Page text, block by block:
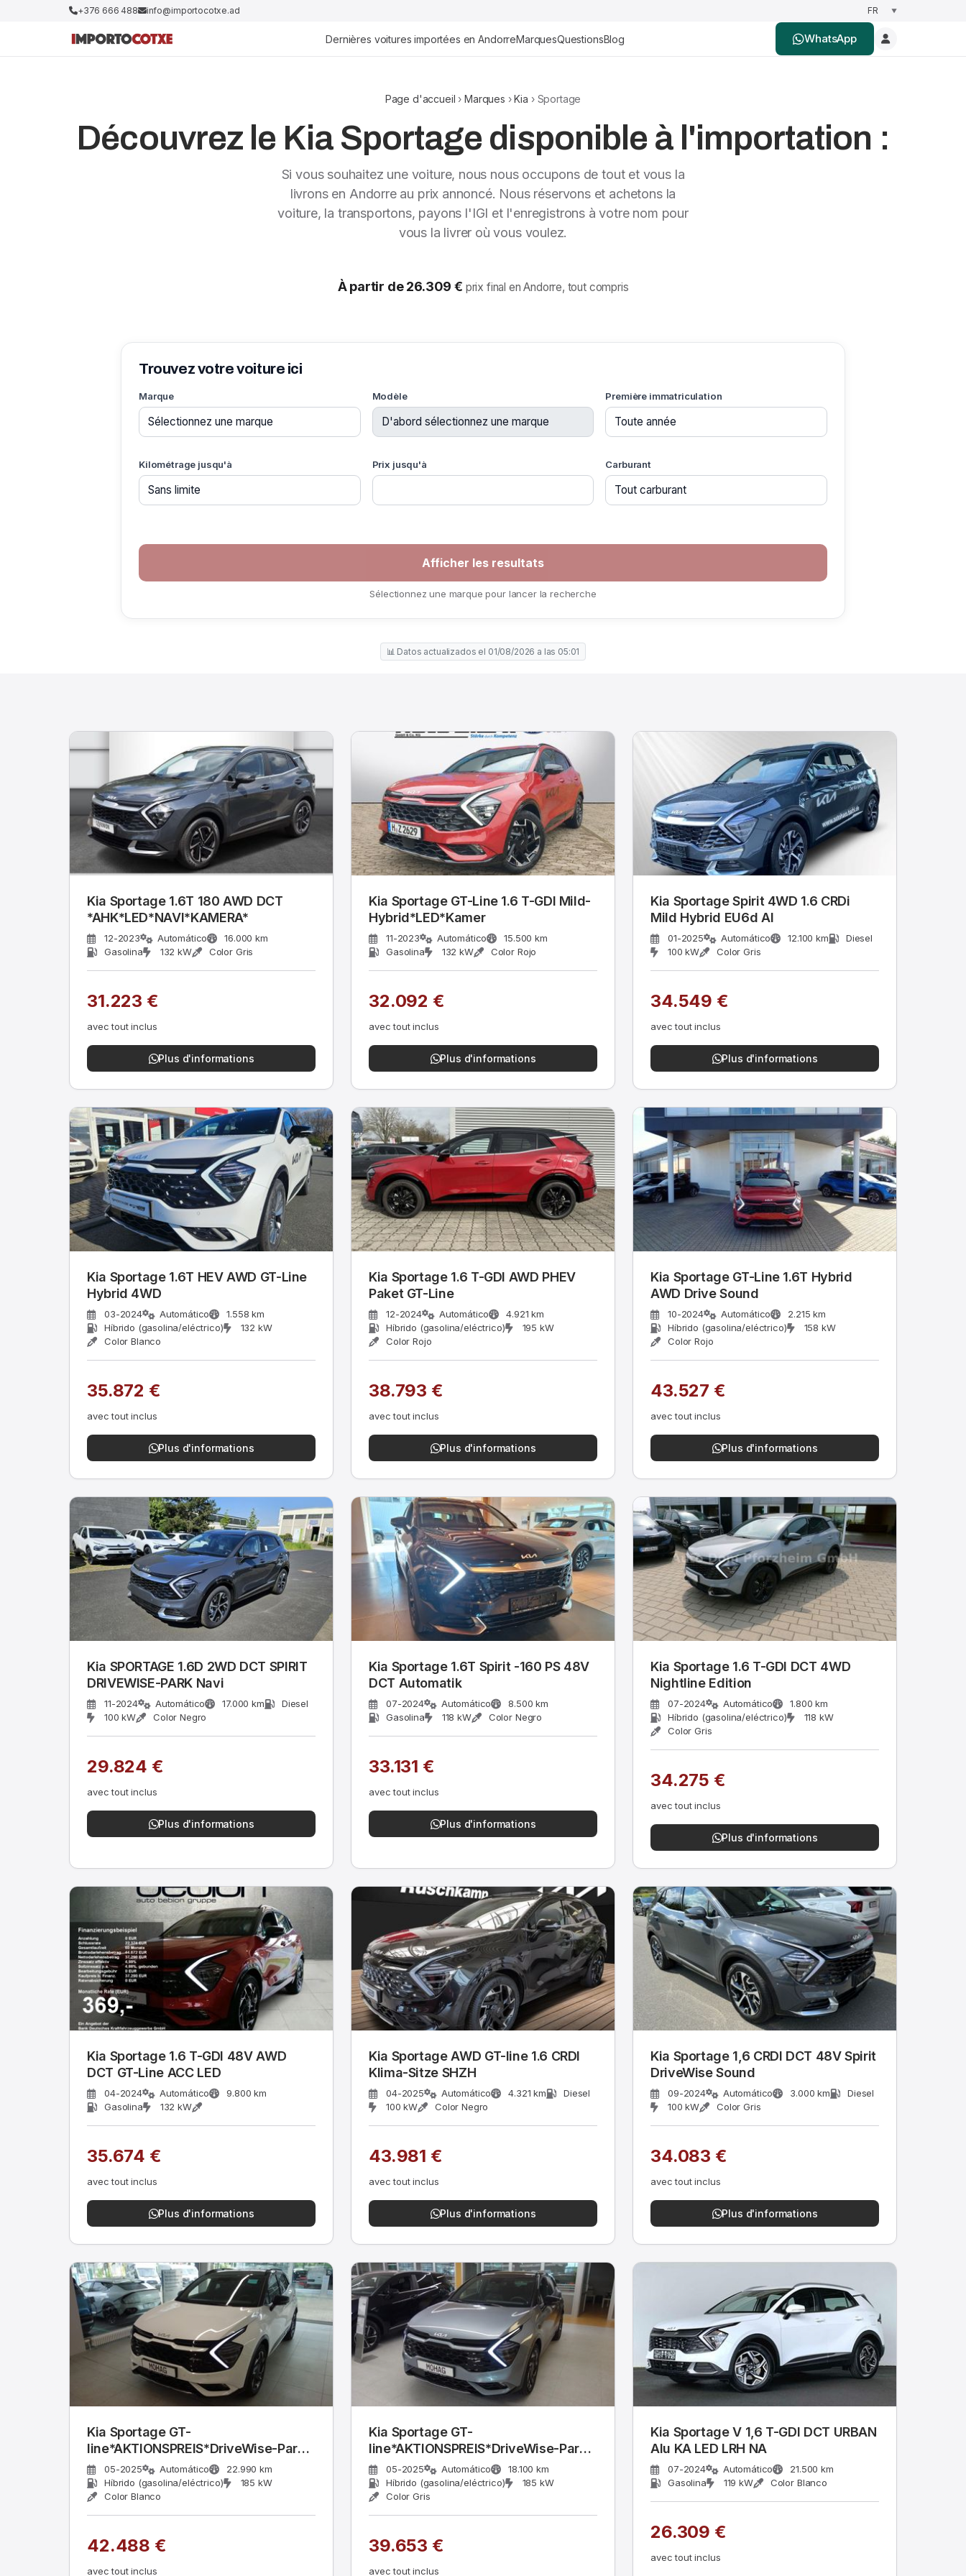
+376 666 488 info@importocotxe.ad
Dernières voitures importées en AndorreMarquesQuestionsBlog WhatsApp
Page d'accueil ›Marques ›Kia › Sportage
Découvrez le Kia Sportage disponible à l'importation :
Si vous souhaitez une voiture, nous nous occupons de tout et vous la
livrons en Andorre au prix annoncé. Nous réservons et achetons la
voiture, la transportons, payons l'IGI et l'enregistrons à votre nom pour
vous la livrer où vous voulez.
À partir de 26.309 € prix final en Andorre, tout compris
Trouvez votre voiture ici
Marque Modèle Première immatriculation
Kilométrage jusqu'à Prix jusqu'à Carburant
Sélectionnez une marque pour lancer la recherche
📊 Datos actualizados el 01/08/2026 a las 05:01
Kia Sportage 1.6T 180 AWD DCT
*AHK*LED*NAVI*KAMERA*
12-2023 Automático
16.000 km
Gasolina
132 kW Color Gris
31.223 €
avec tout inclus
Plus d'informations
Kia Sportage GT-Line 1.6 T-GDI Mild-
Hybrid*LED*Kamer
11-2023 Automático
15.500 km
Gasolina
132 kW Color Rojo
32.092 €
avec tout inclus
Plus d'informations
Kia Sportage Spirit 4WD 1.6 CRDi
Mild Hybrid EU6d Al
01-2025 Automático 12.100 km
Diesel
100 kW
Color Gris
34.549 €
avec tout inclus
Plus d'informations
Kia Sportage 1.6T HEV AWD GT-Line
Hybrid 4WD
03-2024 Automático
1.558 km
Híbrido (gasolina/eléctrico)
132 kW
Color Blanco
35.872 €
avec tout inclus
Plus d'informations
Kia Sportage 1.6 T-GDI AWD PHEV
Paket GT-Line
12-2024 Automático
4.921 km
Híbrido (gasolina/eléctrico)
195 kW
Color Rojo
38.793 €
avec tout inclus
Plus d'informations
Kia Sportage GT-Line 1.6T Hybrid
AWD Drive Sound
10-2024 Automático
2.215 km
Híbrido (gasolina/eléctrico)
158 kW
Color Rojo
43.527 €
avec tout inclus
Plus d'informations
Kia SPORTAGE 1.6D 2WD DCT SPIRIT
DRIVEWISE-PARK Navi
11-2024 Automático 17.000 km
Diesel
100 kW
Color Negro
29.824 €
avec tout inclus
Plus d'informations
Kia Sportage 1.6T Spirit -160 PS 48V
DCT Automatik
07-2024 Automático
8.500 km
Gasolina
118 kW Color Negro
33.131 €
avec tout inclus
Plus d'informations
Kia Sportage 1.6 T-GDI DCT 4WD
Nightline Edition
07-2024 Automático
1.800 km
Híbrido (gasolina/eléctrico)
118 kW
Color Gris
34.275 €
avec tout inclus
Plus d'informations
Kia Sportage 1.6 T-GDI 48V AWD
DCT GT-Line ACC LED
04-2024 Automático
9.800 km
Gasolina
132 kW
35.674 €
avec tout inclus
Plus d'informations
Kia Sportage AWD GT-line 1.6 CRDI
Klima-Sitze SHZH
04-2025 Automático 4.321 km
Diesel
100 kW
Color Negro
43.981 €
avec tout inclus
Plus d'informations
Kia Sportage 1,6 CRDI DCT 48V Spirit
DriveWise Sound
09-2024 Automático 3.000 km
Diesel
100 kW
Color Gris
34.083 €
avec tout inclus
Plus d'informations
Kia Sportage GT-
line*AKTIONSPREIS*DriveWise-Park-
Plu05-2025 Automático
22.990 km
Híbrido (gasolina/eléctrico)
185 kW
Color Blanco
42.488 €
avec tout inclus
Kia Sportage GT-
line*AKTIONSPREIS*DriveWise-Park-
Plu05-2025 Automático
18.100 km
Híbrido (gasolina/eléctrico)
185 kW
Color Gris
39.653 €
avec tout inclus
Kia Sportage V 1,6 T-GDI DCT URBAN
Alu KA LED LRH NA
07-2024 Automático
21.500 km
Gasolina
119 kW Color Blanco
26.309 €
avec tout inclus